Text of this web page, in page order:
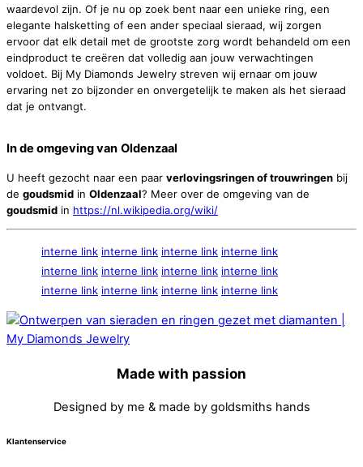
waardevol zijn. Of je nu op zoek bent naar een unieke ring, een
elegante halsketting of een ander speciaal sieraad, wij zorgen
ervoor dat elk detail met de grootste zorg wordt behandeld om een
eindproduct te creëren dat volledig aan jouw verwachtingen
voldoet. Bij My Diamonds Jewelry streven wij ernaar om jouw
ervaring net zo bijzonder en onvergetelijk te maken als het sieraad
dat je ontvangt.
In de omgeving van Oldenzaal
U heeft gezocht naar een paar verlovingsringen of trouwringen bij
de goudsmid in Oldenzaal? Meer over de omgeving van de
goudsmid in https://nl.wikipedia.org/wiki/
interne link interne link interne link interne link
interne link interne link interne link interne link
interne link interne link interne link interne link
Made with passion
Designed by me & made by goldsmiths hands
Klantenservice